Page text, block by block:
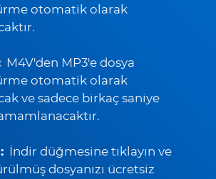
otomatik olarak
M4V'den MP3'e dosya
otomatik olarak
ve sadece birkaç saniye
İndir düğmesine tıklayın ve
dosyanızı ücretsiz